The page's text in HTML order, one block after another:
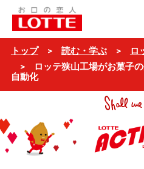
トップ 読む・学ぶ
ロ
ロッテ狭山工場がお菓子
自動化